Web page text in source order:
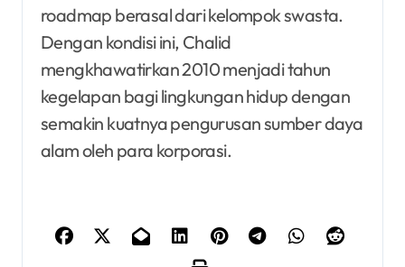
roadmap berasal dari kelompok swasta.
Dengan kondisi ini, Chalid
mengkhawatirkan 2010 menjadi tahun
kegelapan bagi lingkungan hidup dengan
semakin kuatnya pengurusan sumber daya
alam oleh para korporasi.